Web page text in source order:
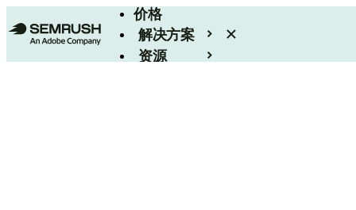
价格
解决方案
资源